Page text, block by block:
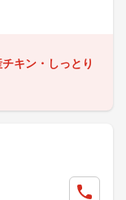
キン・しっとり